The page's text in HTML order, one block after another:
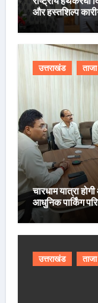
और हस्तशिल्प
उत्तराखंड
चारधाम यात्रा
आधुनिक पार्किंग
उत्तराखंड